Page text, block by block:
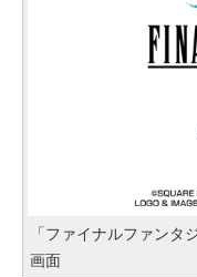
「ファイナルファンタ
画面